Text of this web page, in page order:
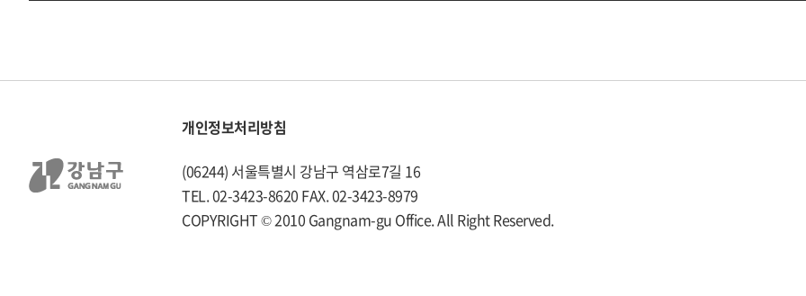
개인정보처리방침
(06244) 서울특별시 강남구 역삼로7길 16
TEL. 02-3423-8620 FAX. 02-3423-8979
COPYRIGHT © 2010 Gangnam-gu Office. All Right Reserved.